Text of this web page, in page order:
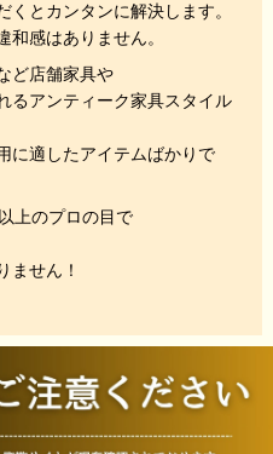
くと カンタンに解決します。
和感はありません。
ど店舗家具や
るアンティーク家具スタイル
に適したアイテムばかりで
上のプロの目で
ません！